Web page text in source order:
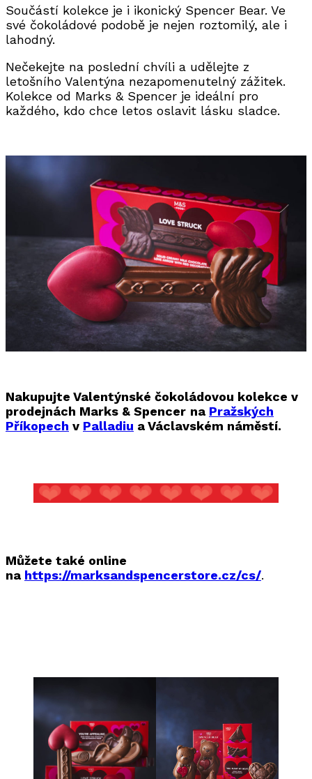
Součástí kolekce je i ikonický Spencer Bear. Ve
své čokoládové podobě je nejen roztomilý, ale i
lahodný.
Nečekejte na poslední chvíli a udělejte z
letošního Valentýna nezapomenutelný zážitek.
Kolekce od Marks & Spencer je ideální pro
každého, kdo chce letos oslavit lásku sladce.
Nakupujte Valentýnské čokoládovou kolekce v
prodejnách Marks & Spencer na Pražských
Příkopech v Palladiu a Václavském náměstí.
Můžete také online
na https://marksandspencerstore.cz/cs/.